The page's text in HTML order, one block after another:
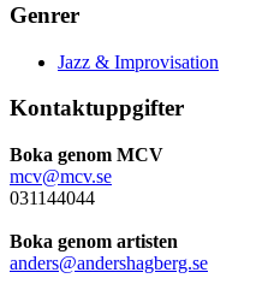
Genrer
Jazz & Improvisation
Kontaktuppgifter
Boka genom MCV
mcv@mcv.se
031144044
Boka genom artisten
anders@andershagberg.se